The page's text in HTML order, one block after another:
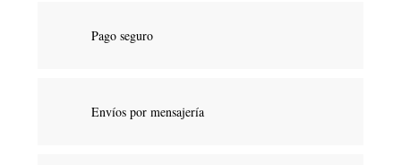
Pago seguro
Envíos por mensajería